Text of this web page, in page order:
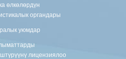
өлкөлөрдүн
органдары
уюмдар
лицензиялоо